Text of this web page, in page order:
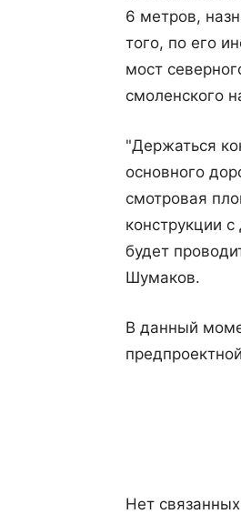
6 метров,
того, по его
мост
смоленского
"Держаться
основного
смотровая
конструкции
будет
Шумаков.
В данный
Нет